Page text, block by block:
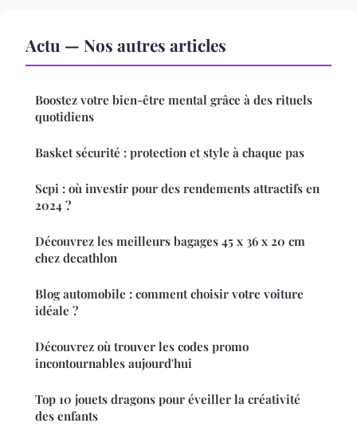
Actu — Nos autres articles
Boostez votre bien-être mental grâce à des rituels
quotidiens
Basket sécurité : protection et style à chaque pas
Scpi : où investir pour des rendements attractifs en
2024 ?
Découvrez les meilleurs bagages 45 x 36 x 20 cm
chez decathlon
Blog automobile : comment choisir votre voiture
idéale ?
Découvrez où trouver les codes promo
incontournables aujourd'hui
Top 10 jouets dragons pour éveiller la créativité
des enfants